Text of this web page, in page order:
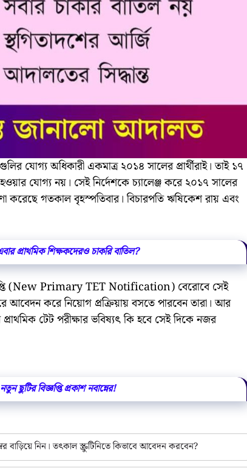
যোগ্য অধিকারী একমাত্র ২০১৪ সালের প্রার্থীরাই। তাই ১৭
যোগ্য নয়। সেই নির্দেশকে চ্যালেঞ্জ করে ২০১৭ সালের
করেছে গতকাল বৃহস্পতিবার। বিচারপতি ঋষিকেশ রায় এবং
শিক্ষকদেরও চাকরি বাতিল?
(New Primary TET Notification) বেরোবে সেই
করে নিয়োগ প্রক্রিয়ায় বসতে পারবেন তারা। আর
টেট পরীক্ষার ভবিষ্যৎ কি হবে সেই দিকে নজর
ছুটির বিজ্ঞপ্তি প্রকাশ নবান্নের!
নিন। তৎকাল স্ক্রুটিনিতে কিভাবে আবেদন করবেন?